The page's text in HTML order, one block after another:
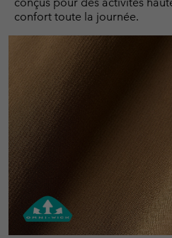
confort toute la journée.